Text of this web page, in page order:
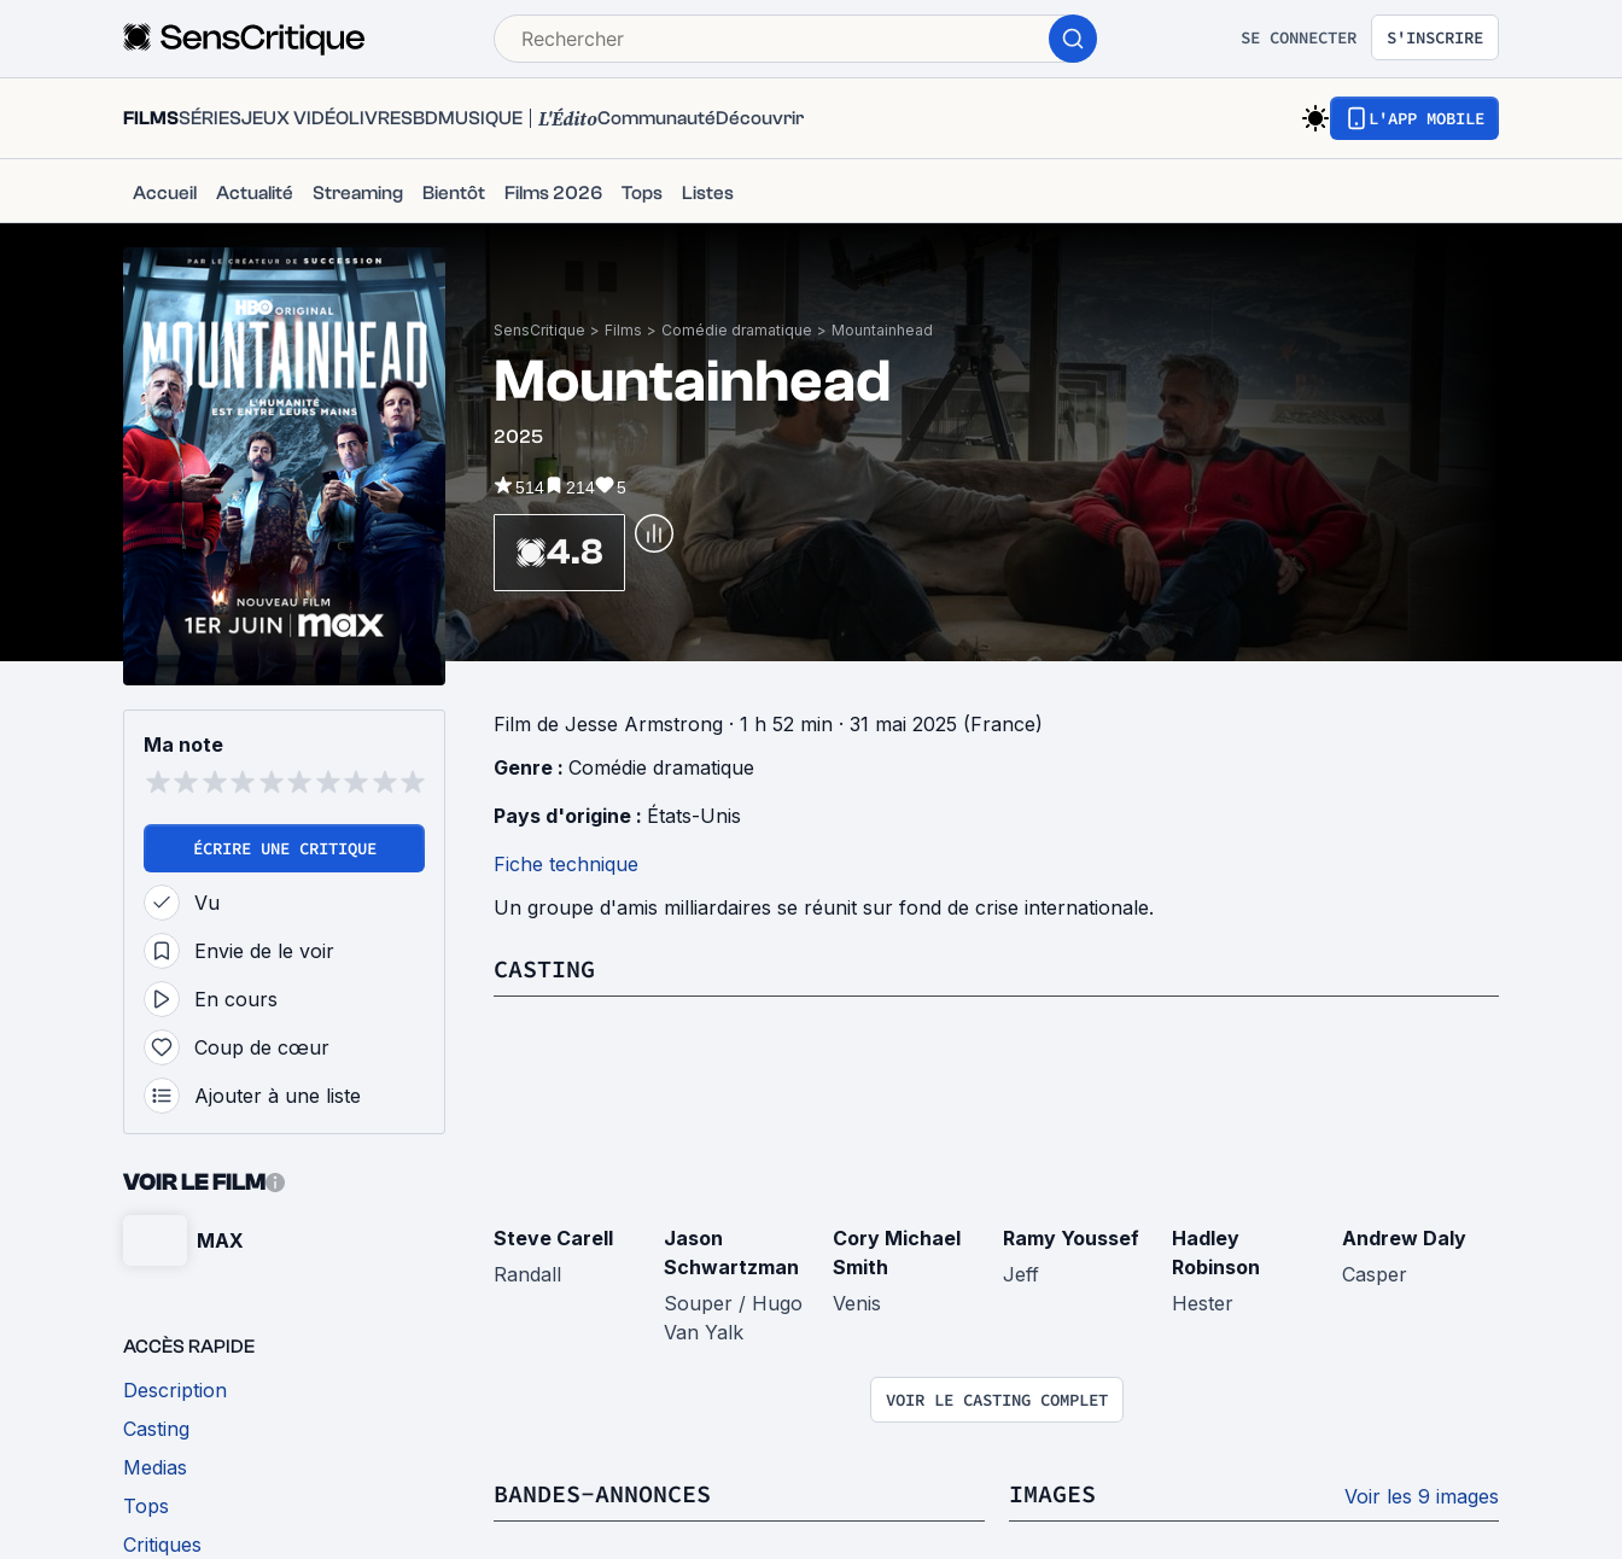
SE CONNECTER S'INSCRIRE
FILMSSÉRIESJEUX VIDÉOLIVRESBDMUSIQUE L'ÉditoCommunautéDécouvrir L'APP MOBILE
Accueil Actualité Streaming Bientôt Films 2026 Tops Listes
SensCritique > Films > Comédie dramatique > Mountainhead
Mountainhead
2025
514 214 5
4.8
Ma note
ÉCRIRE UNE CRITIQUE
Vu
Envie de le voir
En cours
Coup de cœur
Ajouter à une liste
VOIR LE FILM
MAX
ACCÈS RAPIDE
Description
Casting
Medias
Tops
Critiques
Film de Jesse Armstrong · 1 h 52 min · 31 mai 2025 (France)
Genre : Comédie dramatique
Pays d'origine : États-Unis
Fiche technique
Un groupe d'amis milliardaires se réunit sur fond de crise internationale.
CASTING
Steve Carell
Randall
Jason
Schwartzman
Souper / Hugo
Van Yalk
Cory Michael
Smith
Venis
Ramy Youssef
Jeff
Hadley
Robinson
Hester
Andrew Daly
Casper
VOIR LE CASTING COMPLET
BANDES-ANNONCES IMAGES Voir les 9 images